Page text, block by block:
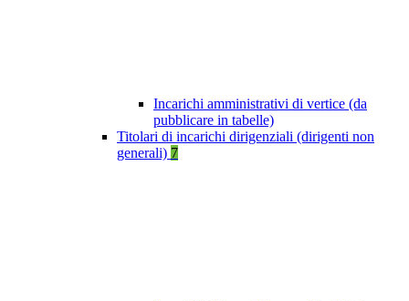
Incarichi amministrativi di vertice (da
pubblicare in tabelle)
Titolari di incarichi dirigenziali (dirigenti non
generali) 7